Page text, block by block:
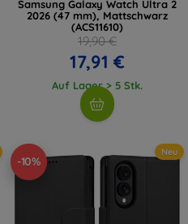
Samsung Galaxy Watch Ultra 2
2026 (47 mm), Mattschwarz
(ACS11610)
19,90 €
17,91 €
Auf Lager > 5 Stk.
-10%
Neu